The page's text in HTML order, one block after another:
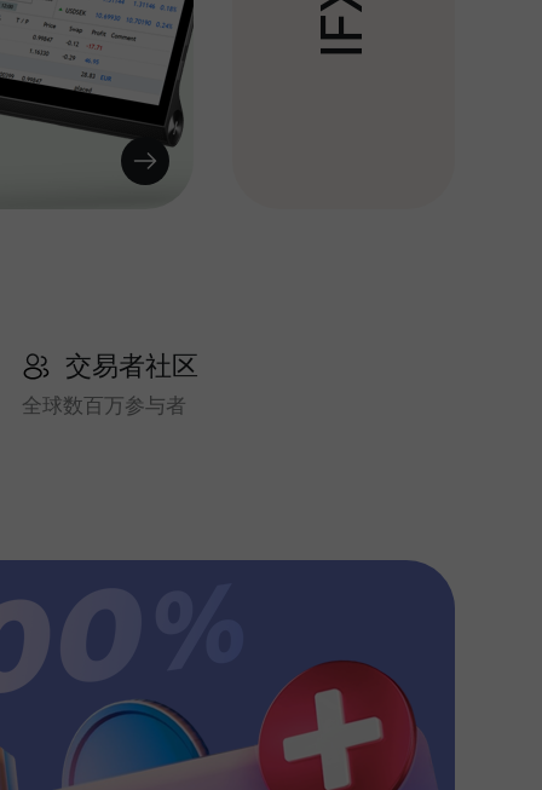
I
F
交易者社区
全球数百万参与者